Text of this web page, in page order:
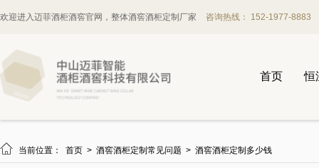
欢迎进入迈菲酒柜酒窖官网，整体酒窖酒柜定制厂家 咨询热线： 152-1977-8883
首页 恒
 当前位置： 首页 > 酒窖酒柜定制常见问题 > 酒窖酒柜定制多少钱